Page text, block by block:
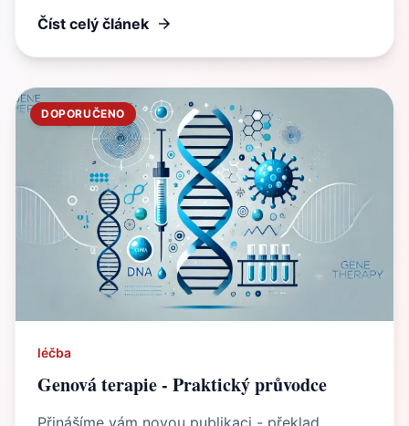
hemofilických táborech, o výzvách i nadějích
spojených s financováním a o inspirativních
naplno.
Číst celý článek
DOPORUČENO
léčba
Genová terapie - Praktický průvodce
Přinášíme vám novou publikaci - překlad